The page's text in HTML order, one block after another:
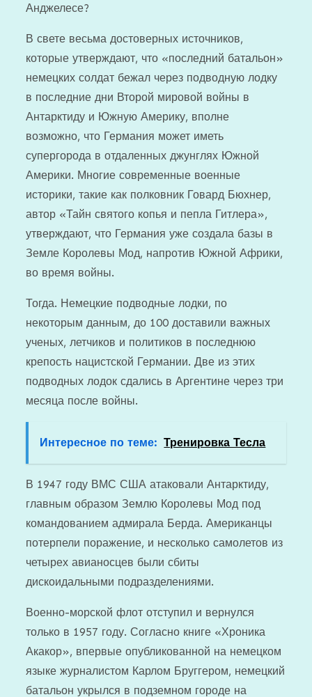
Анджелесе?
В свете весьма достоверных источников,
которые утверждают, что «последний батальон»
немецких солдат бежал через подводную лодку
в последние дни Второй мировой войны в
Антарктиду и Южную Америку, вполне
возможно, что Германия может иметь
супергорода в отдаленных джунглях Южной
Америки. Многие современные военные
историки, такие как полковник Говард Бюхнер,
автор «Тайн святого копья и пепла Гитлера»,
утверждают, что Германия уже создала базы в
Земле Королевы Мод, напротив Южной Африки,
во время войны.
Тогда. Немецкие подводные лодки, по
некоторым данным, до 100 доставили важных
ученых, летчиков и политиков в последнюю
крепость нацистской Германии. Две из этих
подводных лодок сдались в Аргентине через три
месяца после войны.
Интересное по теме: Тренировка Тесла
В 1947 году ВМС США атаковали Антарктиду,
главным образом Землю Королевы Мод под
командованием адмирала Берда. Американцы
потерпели поражение, и несколько самолетов из
четырех авианосцев были сбиты
дискоидальными подразделениями.
Военно-морской флот отступил и вернулся
только в 1957 году. Согласно книге «Хроника
Акакор», впервые опубликованной на немецком
языке журналистом Карлом Бруггером, немецкий
батальон укрылся в подземном городе на